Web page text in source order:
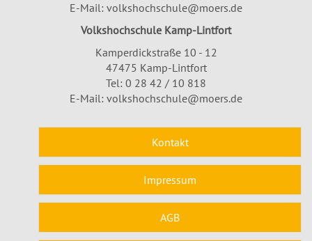
E-Mail: volkshochschule@moers.de
Volkshochschule Kamp-Lintfort
Kamperdickstraße 10 - 12
47475 Kamp-Lintfort
Tel: 0 28 42 / 10 818
E-Mail: volkshochschule@moers.de
Kontakt
Impressum
AGB